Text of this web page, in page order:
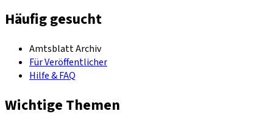
Häufig gesucht
Amtsblatt Archiv
Für Veröffentlicher
Hilfe & FAQ
Wichtige Themen